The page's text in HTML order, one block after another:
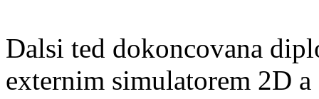
Dalsi ted dokoncovana
externim simulatorem 2D